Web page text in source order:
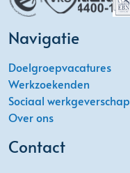
Navigatie
Doelgroepvacatures
Werkzoekenden
Sociaal werkgeverschap
Over ons
Contact